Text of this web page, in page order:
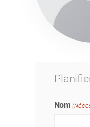
Nom